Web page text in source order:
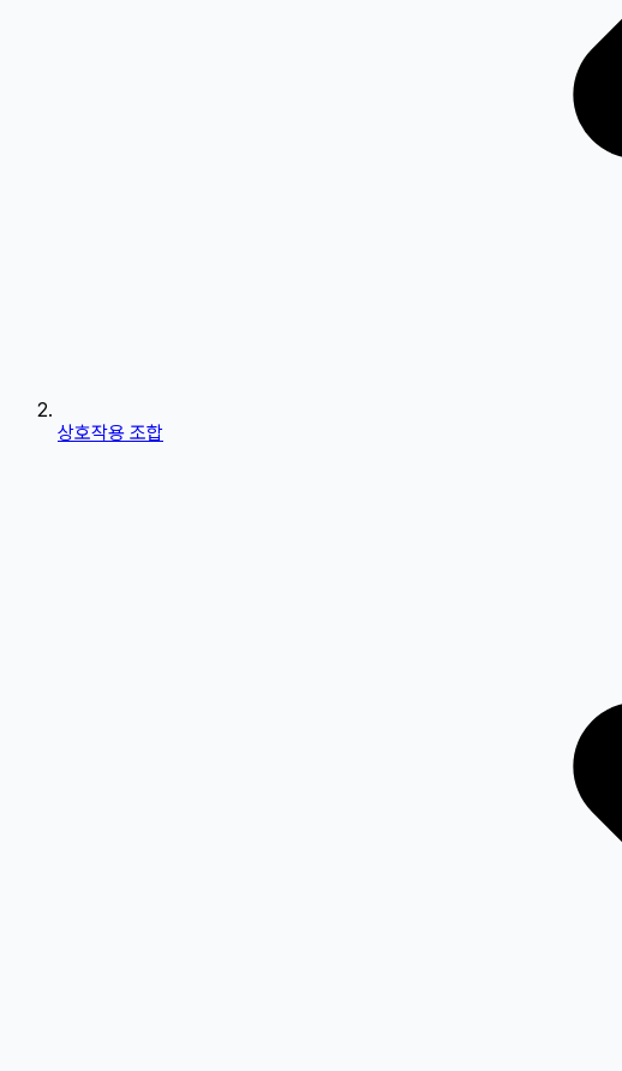
상호작용 조합